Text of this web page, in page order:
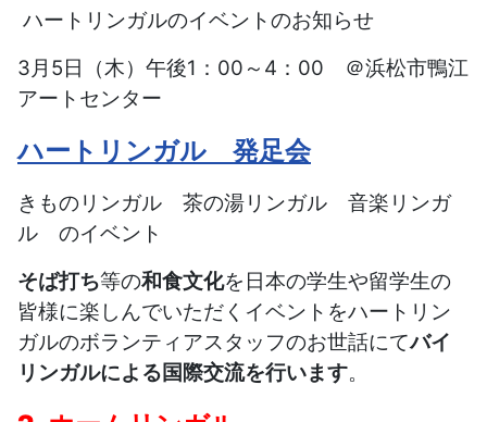
ハートリンガルのイベントのお知らせ
3月5日（木）午後1：00～4：00 ＠浜松市鴨江
アートセンター
ハートリンガル 発足会
きものリンガル 茶の湯リンガル 音楽リンガ
ル のイベント
そば打ち等の和食文化を日本の学生や留学生の
皆様に楽しんでいただくイベントをハートリン
ガルのボランティアスタッフのお世話にてバイ
リンガルによる国際交流を行います。